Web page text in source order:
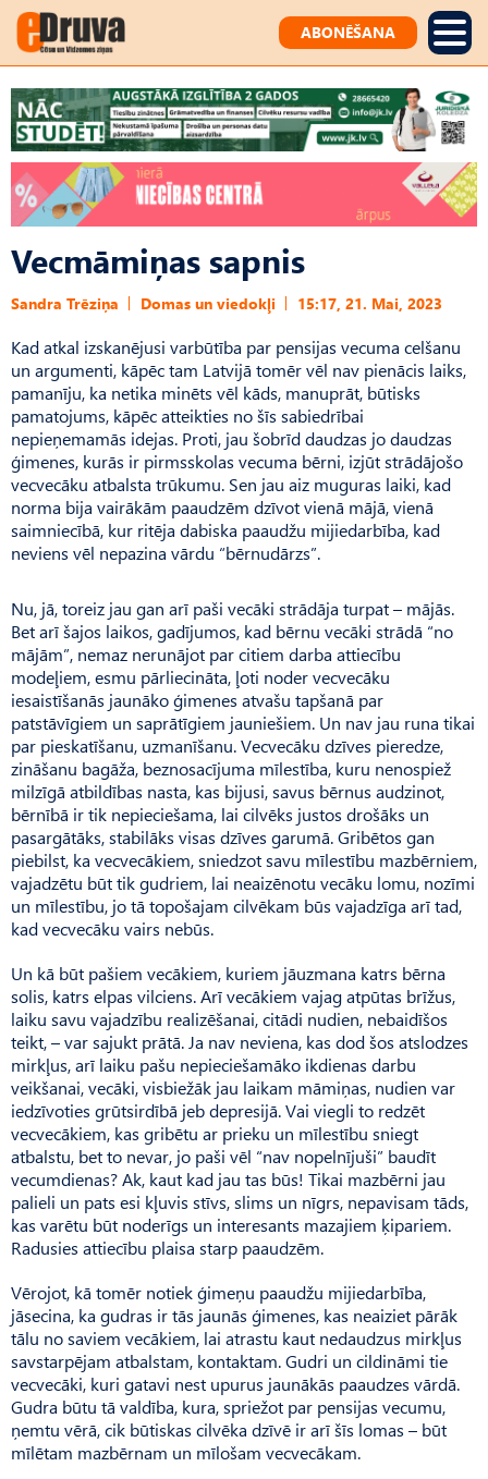
ABONĒŠANA
Vecmāmiņas sapnis
Sandra Trēziņa Domas un viedokļi 15:17, 21. Mai, 2023
Kad atkal izskanējusi varbūtība par pensijas vecuma celšanu
un argumenti, kāpēc tam Latvijā tomēr vēl nav pienācis laiks,
pamanīju, ka netika minēts vēl kāds, manuprāt, būtisks
pamatojums, kāpēc atteikties no šīs sabiedrībai
nepieņemamās idejas. Proti, jau šobrīd daudzas jo daudzas
ģimenes, kurās ir pirmsskolas vecuma bērni, izjūt strādājošo
vecvecāku atbalsta trūkumu. Sen jau aiz muguras laiki, kad
norma bija vairākām paaudzēm dzīvot vienā mājā, vienā
saimniecībā, kur ritēja dabiska paaudžu mijiedarbība, kad
neviens vēl nepazina vārdu “bērnudārzs”.
Nu, jā, toreiz jau gan arī paši vecāki strādāja turpat – mājās.
Bet arī šajos laikos, gadījumos, kad bērnu vecāki strādā “no
mājām”, nemaz nerunājot par citiem darba attiecību
modeļiem, esmu pārliecināta, ļoti noder vecvecāku
iesaistīšanās jaunāko ģimenes atvašu tapšanā par
patstāvīgiem un saprātīgiem jauniešiem. Un nav jau runa tikai
par pieskatīšanu, uzmanīšanu. Vecvecāku dzīves pieredze,
zināšanu bagāža, beznosacījuma mīlestība, kuru nenospiež
milzīgā atbildības nasta, kas bijusi, savus bērnus audzinot,
bērnībā ir tik nepieciešama, lai cilvēks justos drošāks un
pasargātāks, stabilāks visas dzīves garumā. Gribētos gan
piebilst, ka vecvecākiem, sniedzot savu mīlestību mazbērniem,
vajadzētu būt tik gudriem, lai neaizēnotu vecāku lomu, nozīmi
un mīlestību, jo tā topošajam cilvēkam būs vajadzīga arī tad,
kad vecvecāku vairs nebūs.
Un kā būt pašiem vecākiem, kuriem jāuzmana katrs bērna
solis, katrs elpas vilciens. Arī vecākiem vajag atpūtas brīžus,
laiku savu vajadzību realizēšanai, citādi nudien, nebaidīšos
teikt, – var sajukt prātā. Ja nav neviena, kas dod šos atslodzes
mirkļus, arī laiku pašu nepieciešamāko ikdienas darbu
veikšanai, vecāki, visbiežāk jau laikam māmiņas, nudien var
iedzīvoties grūtsirdībā jeb depresijā. Vai viegli to redzēt
vecvecākiem, kas gribētu ar prieku un mīlestību sniegt
atbalstu, bet to nevar, jo paši vēl “nav nopelnījuši” baudīt
vecumdienas? Ak, kaut kad jau tas būs! Tikai mazbērni jau
palieli un pats esi kļuvis stīvs, slims un nīgrs, nepavisam tāds,
kas varētu būt noderīgs un interesants mazajiem ķipariem.
Radusies attiecību plaisa starp paaudzēm.
Vērojot, kā tomēr notiek ģimeņu paaudžu mijiedarbība,
jāsecina, ka gudras ir tās jaunās ģimenes, kas neaiziet pārāk
tālu no saviem vecākiem, lai atrastu kaut nedaudzus mirkļus
savstarpējam atbalstam, kontaktam. Gudri un cildināmi tie
vecvecāki, kuri gatavi nest upurus jaunākās paaudzes vārdā.
Gudra būtu tā valdība, kura, spriežot par pensijas vecumu,
ņemtu vērā, cik būtiskas cilvēka dzīvē ir arī šīs lomas – būt
mīlētam mazbērnam un mīlošam vecvecākam.